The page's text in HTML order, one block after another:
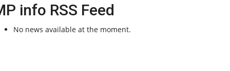
info RSS Feed
No news available at the moment.